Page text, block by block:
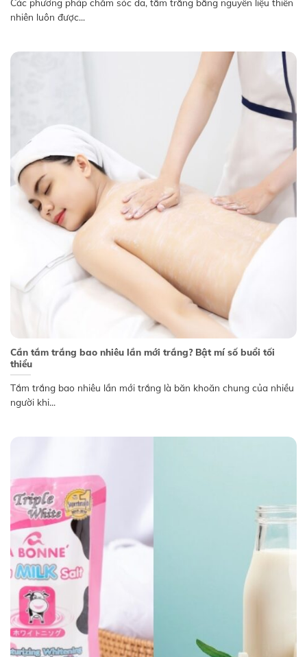
nhiên luôn được...
Cần tắm trắng bao nhiêu lần mới trắng? Bật mí số buổi tối
thiểu
Tắm trắng bao nhiêu lần mới trắng là băn khoăn chung của nhiều
người khi...